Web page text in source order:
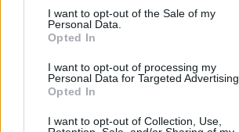
I want to opt-out of the Sale of my
Personal Data.
Opted In
I want to opt-out of processing my
Personal Data for Targeted Advertising.
Opted In
I want to opt-out of Collection, Use,
ÉLŐ BOLYGÓNK
a legjobb lelőhelyek!